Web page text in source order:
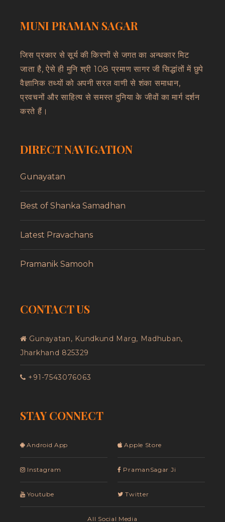
MUNI PRAMAN SAGAR
जिस प्रकार से सूर्य की किरणों से जगत का अन्धकार मिट
जाता है, ऐसे ही मुनि श्री 108 प्रमाण सागर जी सिद्धांतों में छुपे
वैज्ञानिक तथ्यों को अपनी सरल वाणी से शंका समाधान,
प्रवचनों और साहित्य से समस्त दुनिया के जीवों का मार्ग दर्शन
करते हैं।
DIRECT NAVIGATION
Gunayatan
Best of Shanka Samadhan
Latest Pravachans
Pramanik Samooh
CONTACT US
Gunayatan, Kundkund Marg, Madhuban,
Jharkhand 825329
+91-7543076063
STAY CONNECT
Android App
Instagram
Youtube
Apple Store
PramanSagar Ji
Twitter
All Social Media